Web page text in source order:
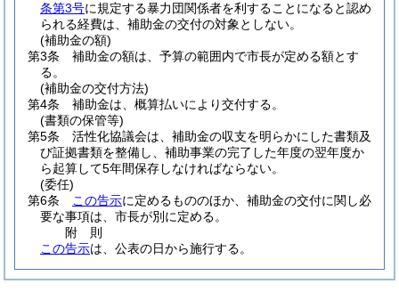
条第3号に規定する暴力団関係者を利することになると認め
られる経費は、補助金の交付の対象としない。
(補助金の額)
第3条
補助金の額は、予算の範囲内で市長が定める額とす
る。
(補助金の交付方法)
第4条
補助金は、概算払いにより交付する。
(書類の保管等)
第5条
活性化協議会は、補助金の収支を明らかにした書類及
び証拠書類を整備し、補助事業の完了した年度の翌年度か
ら起算して5年間保存しなければならない。
(委任)
第6条
この告示に定めるもののほか、補助金の交付に関し必
要な事項は、市長が別に定める。
附 則
この告示は、公表の日から施行する。